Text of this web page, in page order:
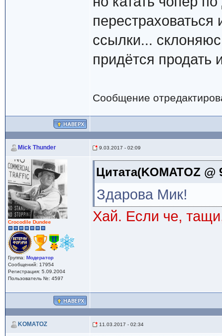
ссылки...
придётся продать
Сообщение
Mick Thunder 9.03.2017 - 02:09
Crocodile Dundee
Группа: Модератор
Сообщений: 17954
Регистрация: 5.09.2004
Пользователь №: 4597
Цитата(KOMATOZ @
Здарова Мик!
Хай. Если че,
KOMATOZ 11.03.2017 - 02:34